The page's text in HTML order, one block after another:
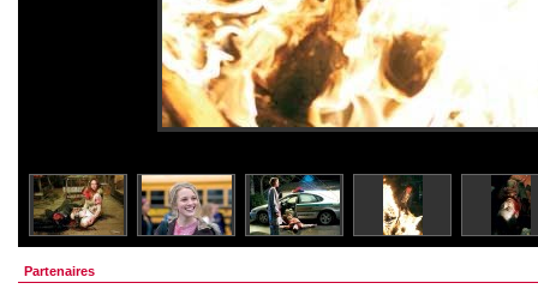
Partenaires